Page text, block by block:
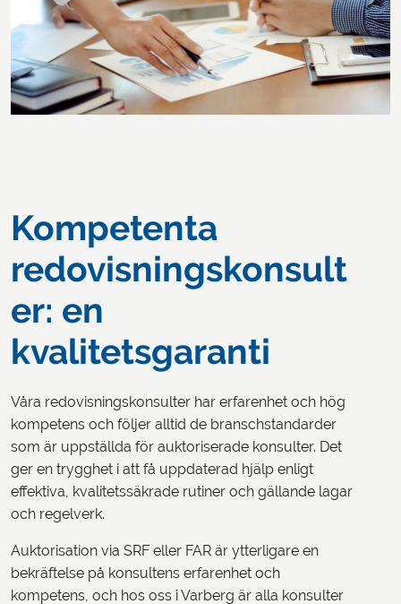
Kompetenta
redovisningskonsult
er: en
kvalitetsgaranti
Våra redovisningskonsulter har erfarenhet och hög
kompetens och följer alltid de branschstandarder
som är uppställda för auktoriserade konsulter. Det
ger en trygghet i att få uppdaterad hjälp enligt
effektiva, kvalitetssäkrade rutiner och gällande lagar
och regelverk.
Auktorisation via SRF eller FAR är ytterligare en
bekräftelse på konsultens erfarenhet och
kompetens, och hos oss i Varberg är alla konsulter